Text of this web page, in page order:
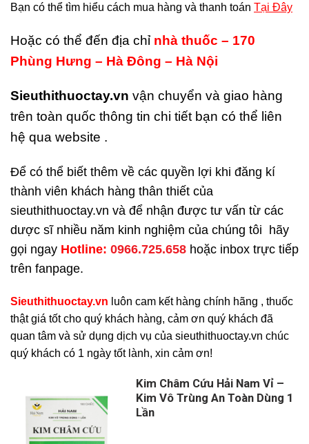
Bạn có thể tìm hiểu cách mua hàng và thanh toán Tại Đây
Hoặc có thể đến địa chỉ nhà thuốc – 170
Phùng Hưng – Hà Đông – Hà Nội
Sieuthithuoctay.vn vận chuyển và giao hàng
trên toàn quốc thông tin chi tiết bạn có thể liên
hệ qua website .
Để có thể biết thêm về các quyền lợi khi đăng kí
thành viên khách hàng thân thiết của
sieuthithuoctay.vn và để nhận được tư vấn từ các
dược sĩ nhiều năm kinh nghiệm của chúng tôi hãy
gọi ngay Hotline: 0966.725.658 hoặc inbox trực tiếp
trên fanpage.
Sieuthithuoctay.vn luôn cam kết hàng chính hãng , thuốc
thật giá tốt cho quý khách hàng, cảm ơn quý khách đã
quan tâm và sử dụng dịch vụ của sieuthithuoctay.vn chúc
quý khách có 1 ngày tốt lành, xin cảm ơn!
Kim Châm Cứu Hải Nam Vỉ –
Kim Vô Trùng An Toàn Dùng 1
Lần